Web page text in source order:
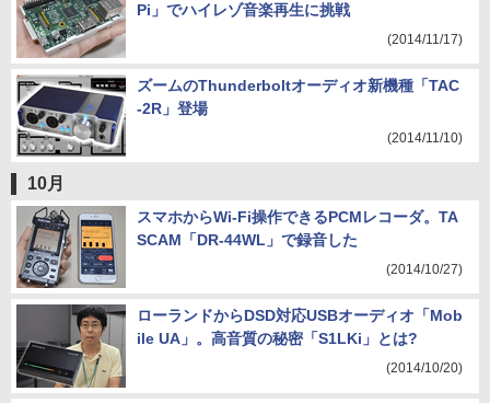
Pi」でハイレゾ音楽再生に挑戦
(2014/11/17)
ズームのThunderboltオーディオ新機種「TAC
-2R」登場
(2014/11/10)
10月
スマホからWi-Fi操作できるPCMレコーダ。TA
SCAM「DR-44WL」で録音した
(2014/10/27)
ローランドからDSD対応USBオーディオ「Mob
ile UA」。高音質の秘密「S1LKi」とは?
(2014/10/20)